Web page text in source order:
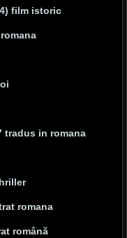
film istoric
tradus in romana
romana
română